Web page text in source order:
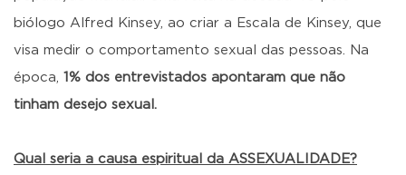
biólogo Alfred Kinsey, ao criar a Escala de Kinsey, que
visa medir o comportamento sexual das pessoas. Na
época, 1% dos entrevistados apontaram que não
tinham desejo sexual.
Qual seria a causa espiritual da ASSEXUALIDADE?